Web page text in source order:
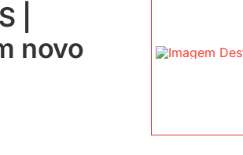
|
novo